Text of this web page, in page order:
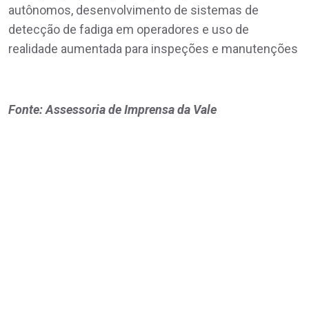
autônomos, desenvolvimento de sistemas de
detecção de fadiga em operadores e uso de
realidade aumentada para inspeções e manutenções
Fonte: Assessoria de Imprensa da Vale